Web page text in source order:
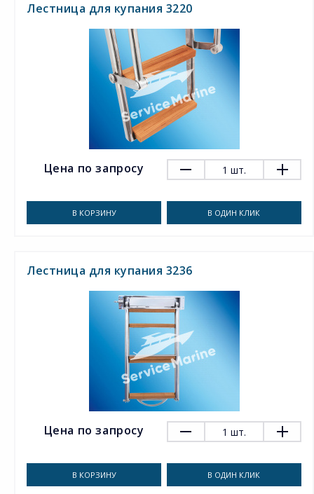
Лестница для купания 3220
Цена по запросу 1 шт.
В КОРЗИНУ В ОДИН КЛИК
Лестница для купания 3236
Цена по запросу 1 шт.
В КОРЗИНУ В ОДИН КЛИК